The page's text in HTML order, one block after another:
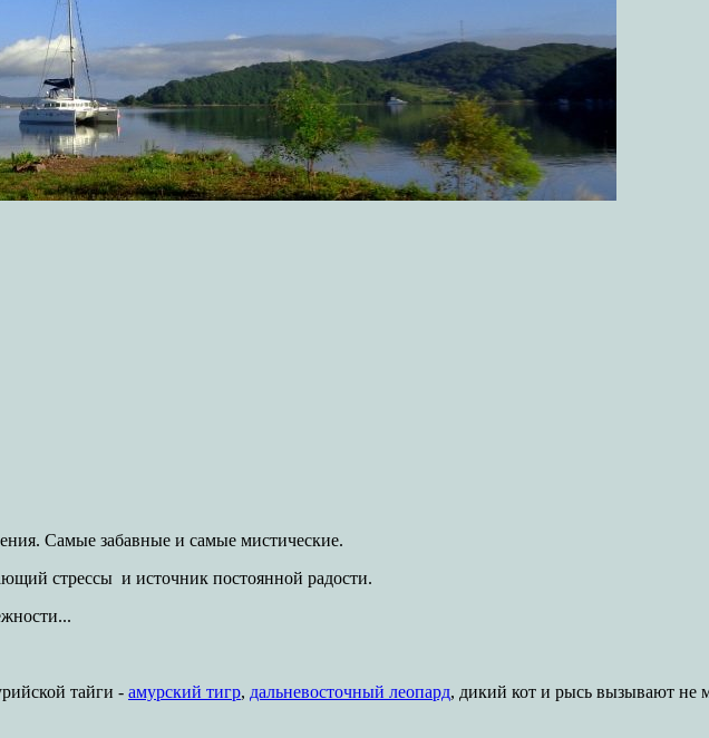
Самые забавные и самые мистические.
стрессы и источник постоянной радости.
тайги - амурский тигр, дальневосточный леопард, дикий кот и рысь вызывают не